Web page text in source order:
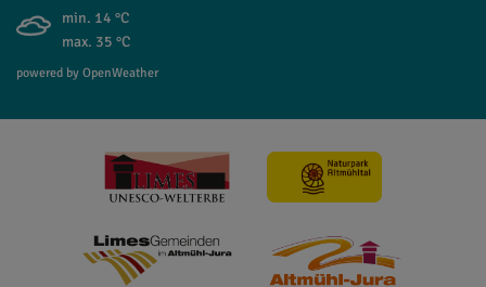
min. 14 °C
max. 35 °C
powered by OpenWeather